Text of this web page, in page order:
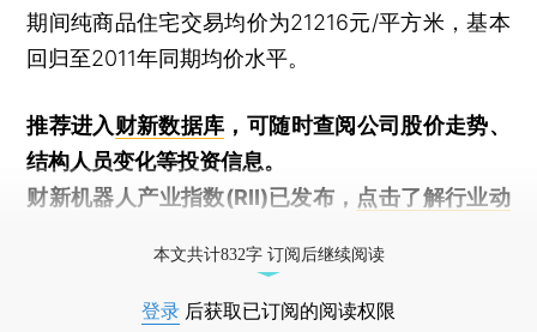
期间纯商品住宅交易均价为21216元/平方米，基本
回归至2011年同期均价水平。
推荐进入财新数据库 ，可随时查阅公司股价走势、
结构人员变化等投资信息。
财新机器人产业指数(RII)已发布， 点击了解行业动
本文共计832字 订阅后继续阅读
登录 后获取已订阅的阅读权限